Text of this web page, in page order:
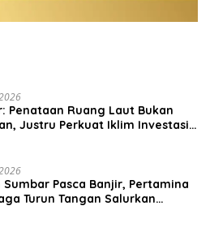
Penataan Ruang Laut Bukan
Justru Perkuat Iklim Investasi
Sumbar Pasca Banjir, Pertamina
Turun Tangan Salurkan